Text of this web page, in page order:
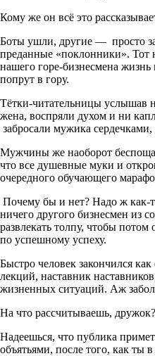
Кому же он всё это
Боты ушли, другие — просто
преданные «поклонники». Тот
нашего горе-бизнесмена жизнь
попрут в гору.
Тётки-читательницы услышав
жена, воспряли духом и ни
забросали мужика сердечками,
Мужчины же наоборот
что все душевные муки и
очередного обучающего
Почему бы и нет? Надо ж как-
ничего другого бизнесмен из
развлекать толпу, чтобы
по успешному успеху.
Быстро человек закончился
лекций, наставник
жизненных ситуаций. Аж
На что рассчитываешь, дружок?
Надеешься, что публика
объятьями, после того, как ты